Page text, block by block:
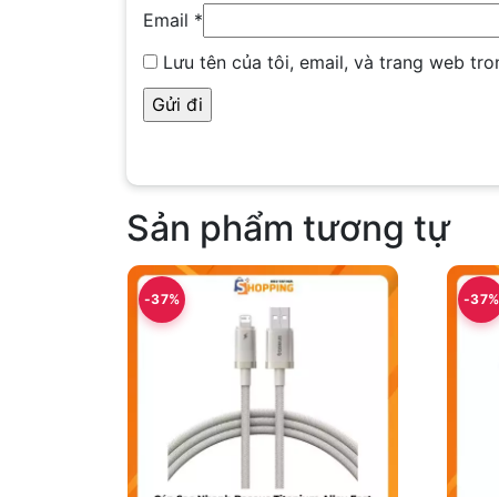
Email *
Lưu tên của tôi, email, và trang web
Sản phẩm tương tự
-37% -37%